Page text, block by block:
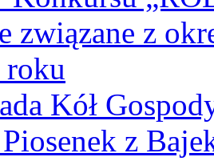
związane z
roku
Kół
z